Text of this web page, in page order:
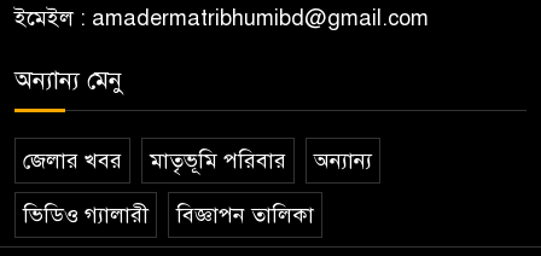
ইমেইল : amadermatribhumibd@gmail.com
অন্যান্য মেনু
জেলার খবর মাতৃভূমি পরিবার অন্যান্য
ভিডিও গ্যালারী বিজ্ঞাপন তালিকা